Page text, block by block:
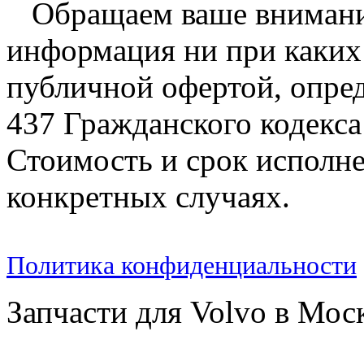
Обращаем ваше
информация ни при каких
публичной офертой,
437 Гражданского
Стоимость и срок
конкретных случаях.
Политика конфиденциальности
Запчасти для Volvo в